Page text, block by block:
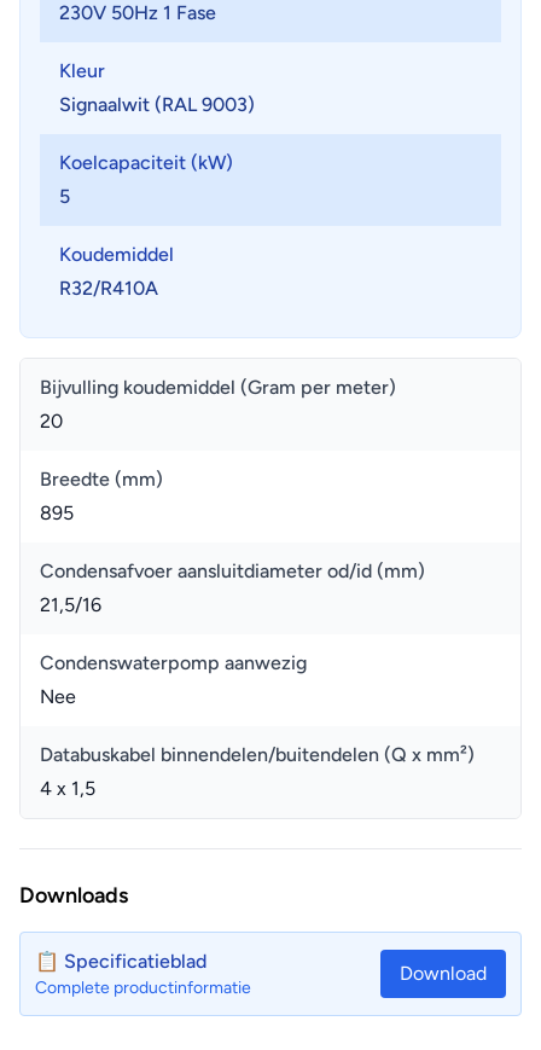
230V 50Hz 1 Fase
Kleur
Signaalwit (RAL 9003)
Koelcapaciteit (kW)
5
Koudemiddel
R32/R410A
Bijvulling koudemiddel (Gram per meter)
20
Breedte (mm)
895
Condensafvoer aansluitdiameter od/id (mm)
21,5/16
Condenswaterpomp aanwezig
Nee
Databuskabel binnendelen/buitendelen (Q x mm²)
4 x 1,5
Downloads
📋 Specificatieblad
Complete productinformatie
Download